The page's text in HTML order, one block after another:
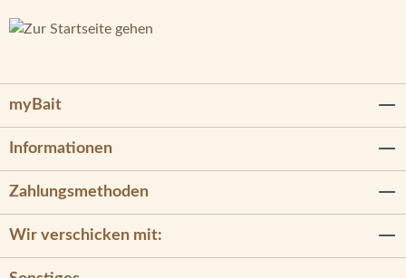
myBait
Informationen
Zahlungsmethoden
Wir verschicken mit: